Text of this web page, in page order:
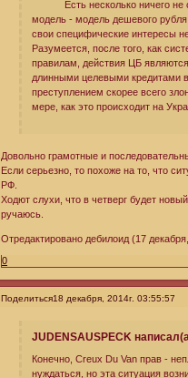
Есть несколько ничего не
модель - модель дешевого
свои специфические интересы
Разумеется, после того, как
правилам, действия ЦБ
длинными целевыми кредитами
преступлением скорее всего
мере, как это происходит на
Довольно грамотные и
Если серьезно, то похоже на то, что
РФ.
Ходют слухи, что в четверг будет
ручаюсь.
Отредактировано дебилоид (17
0
Поделиться18 декабря, 2014г. 03:55:57
JUDENSAUSPECK
Конечно, Creux Du Van прав -
нуждаться, но эта ситуация